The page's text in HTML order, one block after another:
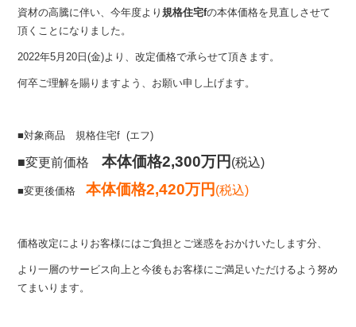
資材の高騰に伴い、今年度より規格住宅fの本体価格を見直しさせて
頂くことになりました。
2022年5月20日(金)より、改定価格で承らせて頂きます。
何卒ご理解を賜りますよう、お願い申し上げます。
■対象商品 規格住宅f (エフ)
■変更前価格本体価格2,300万円 (税込)
■変更後価格本体価格2,420万円 (税込)
価格改定によりお客様にはご負担とご迷惑をおかけいたします分、
より一層のサービス向上と今後もお客様にご満足いただけるよう努め
てまいります。